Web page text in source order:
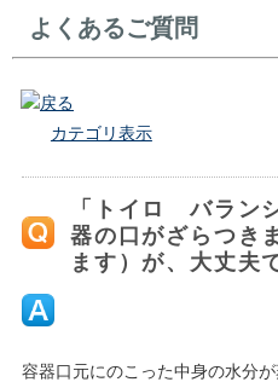
よくあるご質問
戻る
カテゴリ表示
「トイロ バラン
器の口がざらつき
ます）が、大丈夫
容器口元にのこった中身の水分